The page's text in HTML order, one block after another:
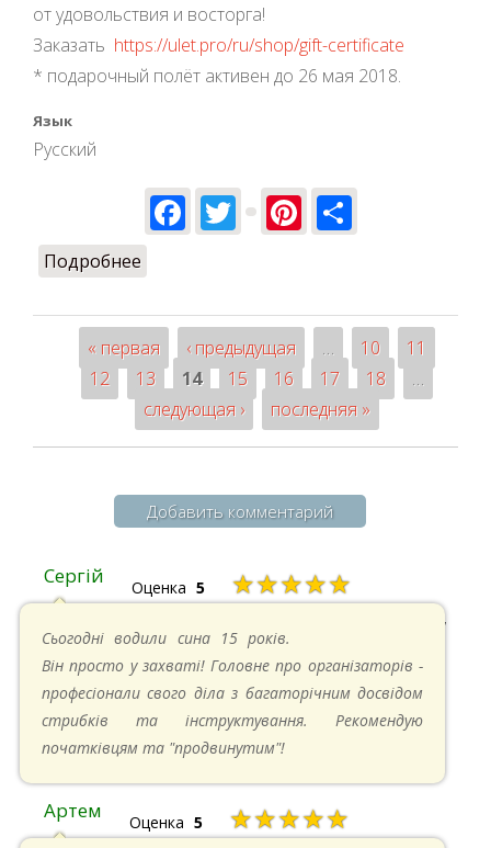
от удовольствия и восторга!
Заказать https://ulet.pro/ru/shop/gift-certificate
* подарочный полёт активен до 26 мая 2018.
Язык
Русский
Facebook
TwitterPinterest
Подробнее
Страницы
« первая ‹ предыдущая … 10
11
12
13 14 15 16 17 18
…
следующая ›
последняя »
Добавить комментарий
Сергій Оценка 5 ★★★★★
20.04.2025 в 17:07
Сьогодні водили сина 15 років.
Він просто у захваті! Головне про організаторів -
професіонали свого діла з багаторічним досвідом
стрибків та інструктування. Рекомендую
початківцям та "продвинутим"!
Артем Оценка 5 ★★★★★